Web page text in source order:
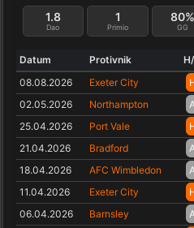
Dao
1.8
Primio
1
GG
80%
Datum Protivnik
08.08.2026
Exeter City
02.05.2026 Northampton A
25.04.2026 Port Vale
21.04.2026 Bradford A
18.04.2026 AFC Wimbledon A
11.04.2026 Exeter City
06.04.2026 Barnsley A